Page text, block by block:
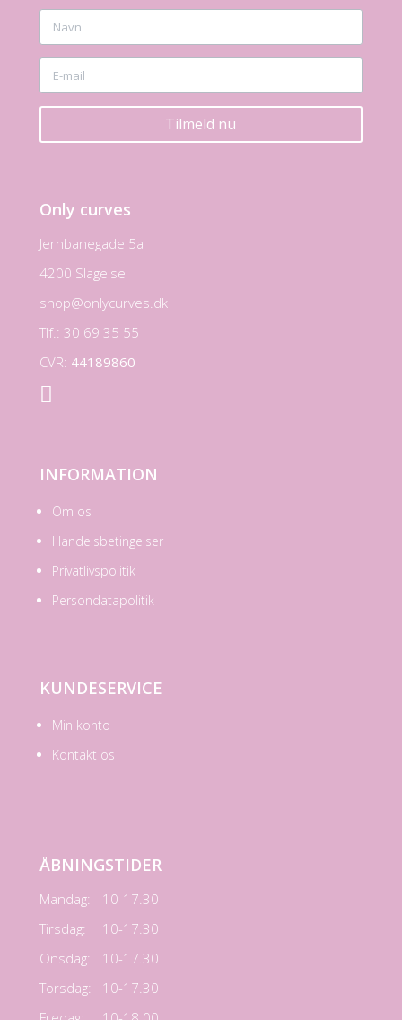
Tilmeld nu
Only curves
Jernbanegade 5a
4200 Slagelse
shop@onlycurves.dk
Tlf.: 30 69 35 55
CVR: 44189860

INFORMATION
Om os
Handelsbetingelser
Privatlivspolitik
Persondatapolitik
KUNDESERVICE
Min konto
Kontakt os
ÅBNINGSTIDER
Mandag:
10-17.30
Tirsdag:
10-17.30
Onsdag:
10-17.30
Torsdag:
10-17.30